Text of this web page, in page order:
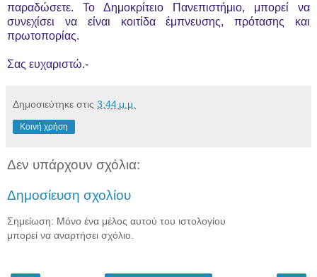
παραδώσετε. Το Δημοκρίτειο Πανεπιστήμιο, μπορεί να
συνεχίσει να είναι κοιτίδα έμπνευσης, πρότασης και
πρωτοπορίας.
Σας ευχαριστώ.-
Δημοσιεύτηκε στις 3:44 μ.μ.
Κοινή χρήση
Δεν υπάρχουν σχόλια:
Δημοσίευση σχολίου
Σημείωση: Μόνο ένα μέλος αυτού του ιστολογίου
μπορεί να αναρτήσει σχόλιο.